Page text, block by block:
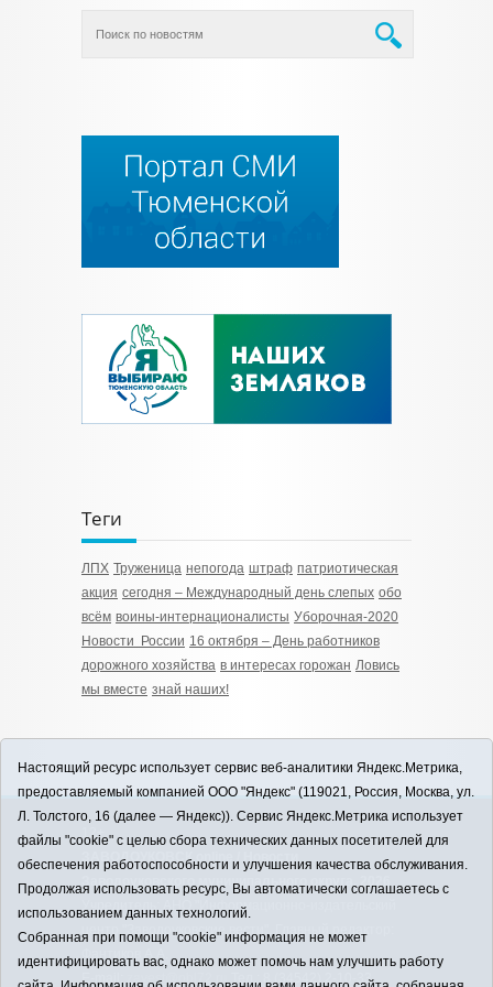
Теги
ЛПХ Труженица непогода штраф патриотическая
акция сегодня – Международный день слепых обо
всём воины-интернационалисты Уборочная-2020
Новости России 16 октября – День работников
дорожного хозяйства в интересах горожан Ловись
мы вместе знай наших!
12+
ЗАВОДОУКОВСК online / Новости
Заводоуковского муниципального округа, 2026
Учредитель: АНО "Информационно-издательский
центр "Заводоуковские вести". Главный редактор:
E-mail:
zavest@obl72.ru Тел.: 8 (34542) 2-10-33
Настоящий ресурс использует сервис веб-аналитики Яндекс.Метрика,
предоставляемый компанией ООО "Яндекс" (119021, Россия, Москва, ул.
Л. Толстого, 16 (далее — Яндекс)). Сервис Яндекс.Метрика использует
файлы "cookie" с целью сбора технических данных посетителей для
обеспечения работоспособности и улучшения качества обслуживания.
Продолжая использовать ресурс, Вы автоматически соглашаетесь с
использованием данных технологий.
Собранная при помощи "cookie" информация не может
идентифицировать вас, однако может помочь нам улучшить работу